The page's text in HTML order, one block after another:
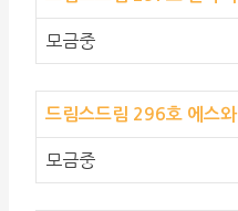
모금중
드림스드림 296호 에스
모금중